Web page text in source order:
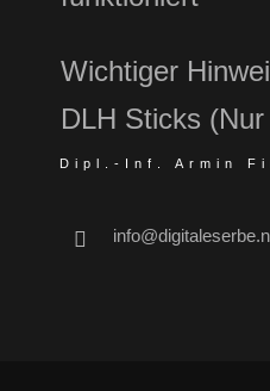
Wichtiger
DLH Sticks
Dipl.-Inf. Armin